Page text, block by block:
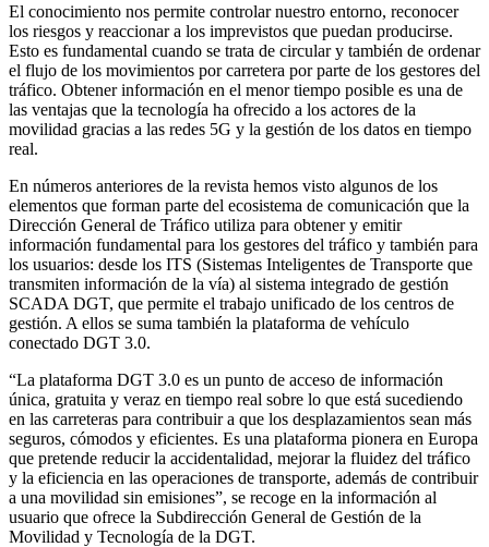
El conocimiento nos permite controlar nuestro entorno, reconocer
los riesgos y reaccionar a los imprevistos que puedan producirse.
Esto es fundamental cuando se trata de circular y también de ordenar
el flujo de los movimientos por carretera por parte de los gestores del
tráfico. Obtener información en el menor tiempo posible es una de
las ventajas que la tecnología ha ofrecido a los actores de la
movilidad gracias a las redes 5G y la gestión de los datos en tiempo
real.
En números anteriores de la revista hemos visto algunos de los
elementos que forman parte del ecosistema de comunicación que la
Dirección General de Tráfico utiliza para obtener y emitir
información fundamental para los gestores del tráfico y también para
los usuarios: desde los ITS (Sistemas Inteligentes de Transporte que
transmiten información de la vía) al sistema integrado de gestión
SCADA DGT, que permite el trabajo unificado de los centros de
gestión. A ellos se suma también la plataforma de vehículo
conectado DGT 3.0.
“La plataforma DGT 3.0 es un punto de acceso de información
única, gratuita y veraz en tiempo real sobre lo que está sucediendo
en las carreteras para contribuir a que los desplazamientos sean más
seguros, cómodos y eficientes. Es una plataforma pionera en Europa
que pretende reducir la accidentalidad, mejorar la fluidez del tráfico
y la eficiencia en las operaciones de transporte, además de contribuir
a una movilidad sin emisiones”, se recoge en la información al
usuario que ofrece la Subdirección General de Gestión de la
Movilidad y Tecnología de la DGT.